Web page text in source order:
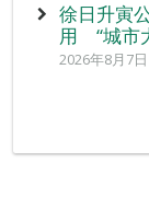
徐日升寅
用 “城市
2026年8月7